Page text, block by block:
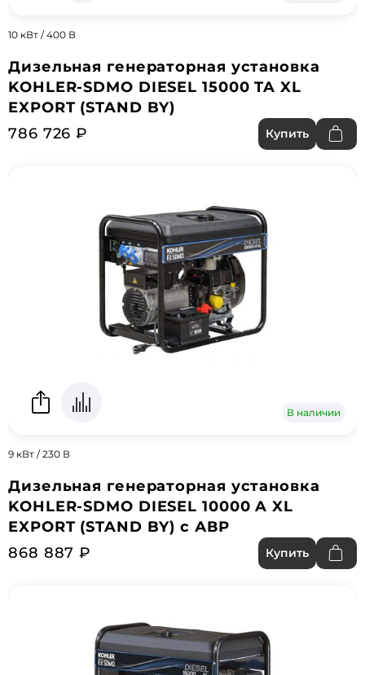
10 кВт / 400 В
Дизельная генераторная установка
KOHLER-SDMO DIESEL 15000 TA XL
EXPORT (STAND BY)
786 726 ₽
Купить
В наличии
9 кВт / 230 В
Дизельная генераторная установка
KOHLER-SDMO DIESEL 10000 A XL
EXPORT (STAND BY) с АВР
868 887 ₽
Купить